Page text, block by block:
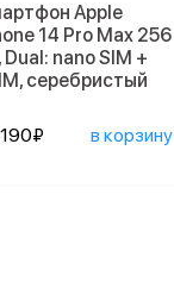
Apple
14 Pro Max 256
Dual: nano SIM +
серебристый
в корзину